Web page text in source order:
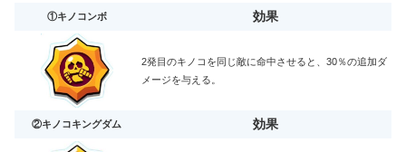
①キノコンボ 効果
2発目のキノコを同じ敵に命中させると、30％の追加ダ
メージを与える。
②キノコキングダム 効果